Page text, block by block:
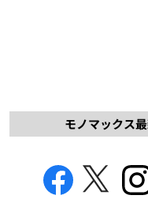
モノマックス